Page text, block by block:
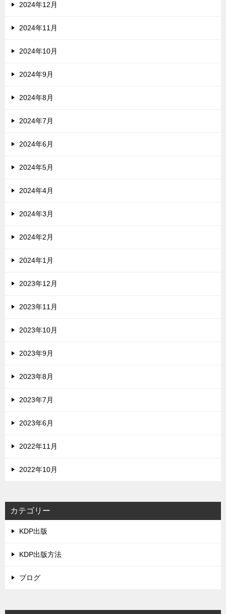
2024年12月
2024年11月
2024年10月
2024年9月
2024年8月
2024年7月
2024年6月
2024年5月
2024年4月
2024年3月
2024年2月
2024年1月
2023年12月
2023年11月
2023年10月
2023年9月
2023年8月
2023年7月
2023年6月
2022年11月
2022年10月
カテゴリー
KDP出版
KDP出版方法
ブログ